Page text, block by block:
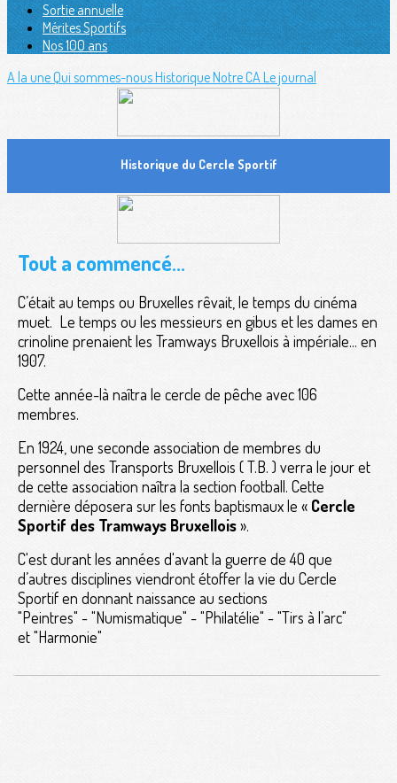
Sortie annuelle
Mérites Sportifs
Nos 100 ans
A la uneQui sommes-nousHistoriqueNotre CALe journal
Historique du Cercle Sportif
Tout a commencé...
C’était au temps ou Bruxelles rêvait, le temps du cinéma
muet. Le temps ou les messieurs en gibus et les dames en
crinoline prenaient les Tramways Bruxellois à impériale... en
1907.
Cette année-là naîtra le cercle de pêche avec 106
membres.
En 1924, une seconde association de membres du
personnel des Transports Bruxellois ( T.B. ) verra le jour et
de cette association naîtra la section football. Cette
dernière déposera sur les fonts baptismaux le « Cercle
Sportif des Tramways Bruxellois».
C'est durant les années d'avant la guerre de 40 que
d’autres disciplines viendront étoffer la vie du Cercle
Sportif en donnant naissance au sections
"Peintres" - "Numismatique" - "Philatélie" - "Tirs à l’arc"
et "Harmonie"